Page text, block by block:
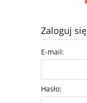
Zaloguj się
E-mail:
Hasło: